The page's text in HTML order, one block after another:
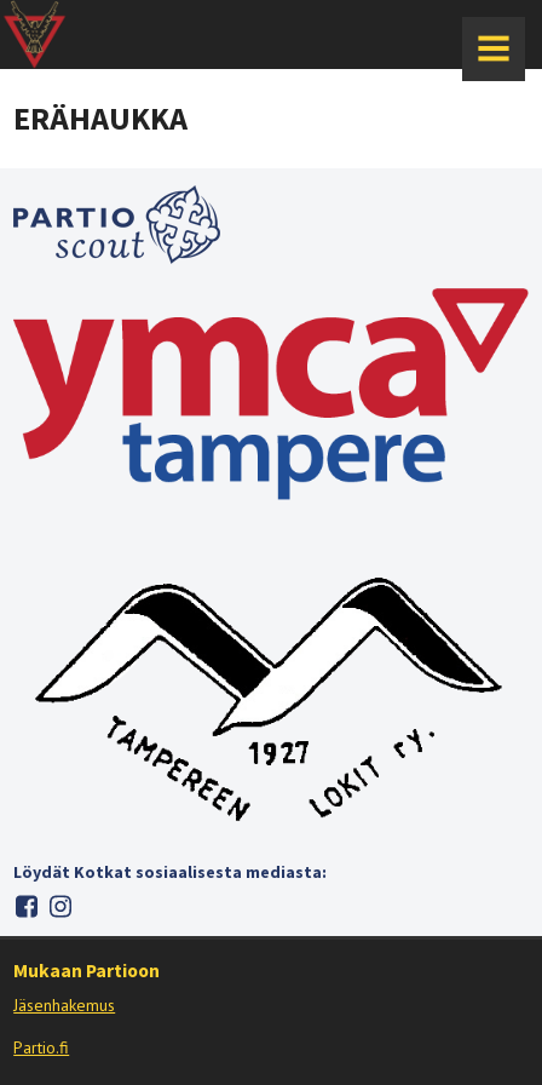
MENU
ERÄHAUKKA
Löydät Kotkat sosiaalisesta mediasta:
Mukaan Partioon
Jäsenhakemus
Partio.fi